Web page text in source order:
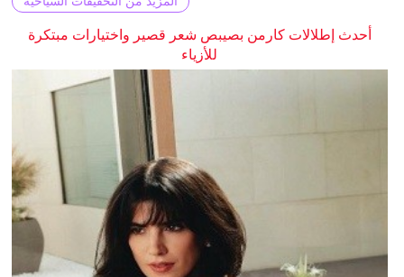
أحدث إطلالات كارمن بصيبص شعر قصير واختيارات مبتكرة
للأزياء